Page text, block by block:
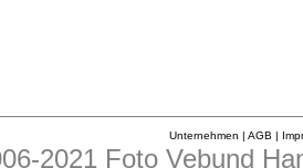
Unternehmen | AGB |
2021 Foto Vebund